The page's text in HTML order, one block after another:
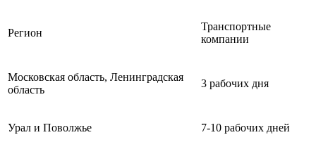
Регион
Транспортные
компании
Московская область, Ленинградская
область
3 рабочих дня
Урал и Поволжье 7-10 рабочих дней